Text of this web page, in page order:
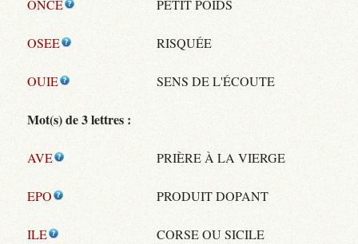
ONCE PETIT POIDS
OSEE RISQUÉE
OUIE SENS DE L'ÉCOUTE
Mot(s) de 3 lettres :
AVE PRIÈRE À LA VIERGE
EPO PRODUIT DOPANT
ILE CORSE OU SICILE